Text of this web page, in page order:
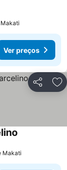
Ver preços
Partilhar
Makati